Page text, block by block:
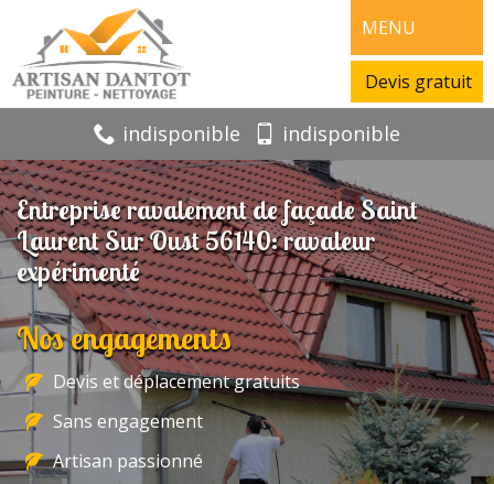
MENU
Devis gratuit
indisponible indisponible
Entreprise ravalement de façade Saint
Laurent Sur Oust 56140: ravaleur
expérimenté
Nos engagements
Devis et déplacement gratuits
Sans engagement
Artisan passionné